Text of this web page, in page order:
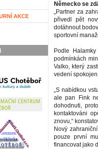
AKCE
Německo se
„Partner za
přivedl pět
dotáhnout
sportovní
Podle
podmínkách
Valko, který
vedení
„S nabídkou
ale pan Fink
dohodnuti,
kontaktováni
znovu,“
Nový
pouze první
financovat jako